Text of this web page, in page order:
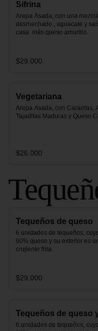
Sifrina
Arepa Asada, con una
desmechado , aguacate y
casa  más queso amarillo.
$29.000
Vegetariana
Arepa Asada, con Caraotas,
Tajaditas Maduras y Queso
$26.000
Tequeños de queso
6 unidades de tequeños,
90% queso y su exterior es
crujiente frita.
$29.000
Tequeños de queso
6 unidades de tequeños,